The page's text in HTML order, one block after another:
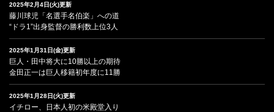
2025年2月4日(火)更新
藤川球児「名選手名伯楽」への道
“ドラ1”出身監督の勝利数上位3人
2025年1月31日(金)更新
巨人・田中将大に10勝以上の期待
金田正一は巨人移籍初年度に11勝
2025年1月28日(火)更新
イチロー、日本人初の米殿堂入り